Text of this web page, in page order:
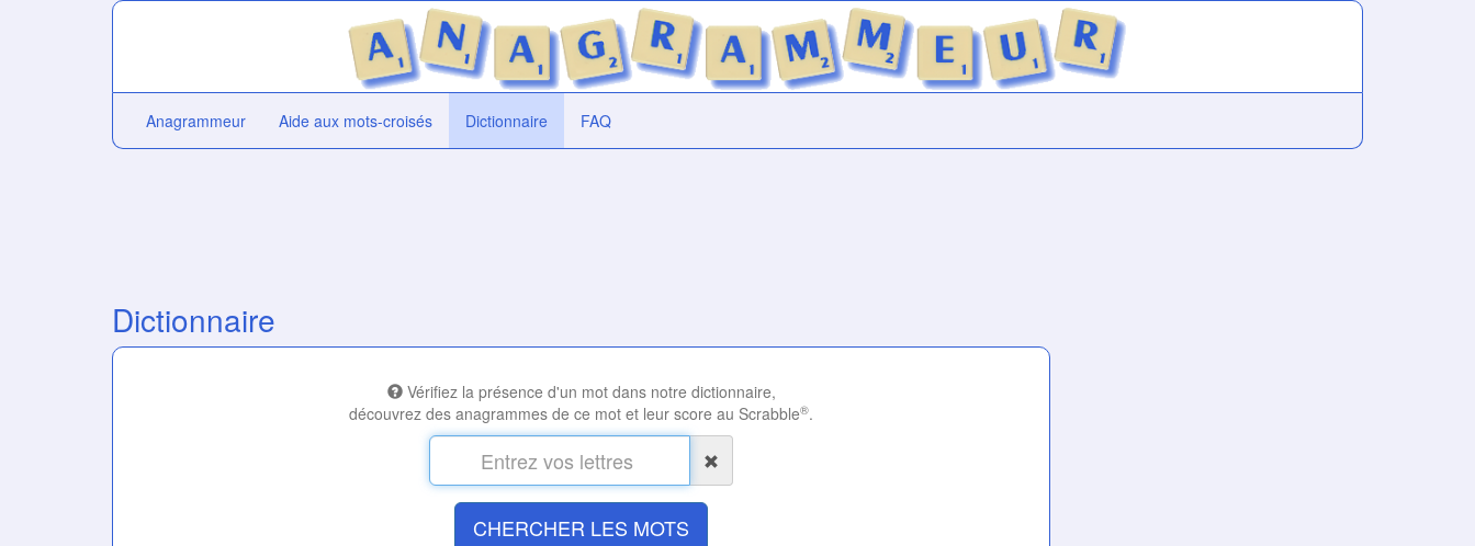
Anagrammeur Aide aux mots-croisés Dictionnaire FAQ
Dictionnaire
Vérifiez la présence d'un mot dans notre dictionnaire,
découvrez des anagrammes de ce mot et leur score au Scrabble®.
CHERCHER LES MOTS